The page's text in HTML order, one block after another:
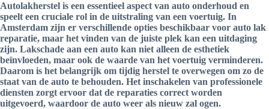
Autolakherstel is een essentieel aspect van auto onderhoud en
speelt een cruciale rol in de uitstraling van een voertuig. In
Amsterdam zijn er verschillende opties beschikbaar voor auto lak
reparatie, maar het vinden van de juiste plek kan een uitdaging
zijn. Lakschade aan een auto kan niet alleen de esthetiek
beïnvloeden, maar ook de waarde van het voertuig verminderen.
Daarom is het belangrijk om tijdig herstel te overwegen om zo de
staat van de auto te behouden. Het inschakelen van professionele
diensten zorgt ervoor dat de reparaties correct worden
uitgevoerd, waardoor de auto weer als nieuw zal ogen.